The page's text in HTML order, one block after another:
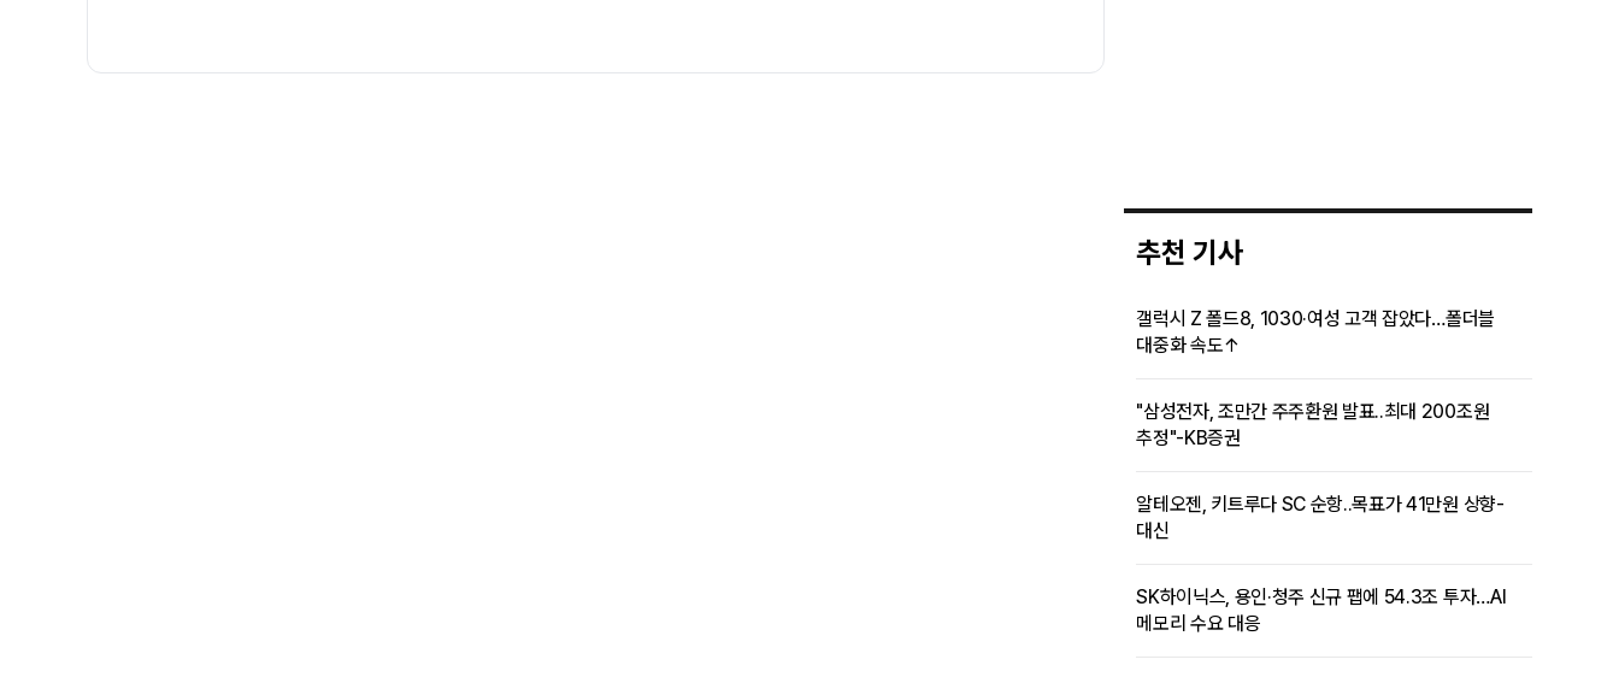
추천 기사
갤럭시 Z 폴드8, 1030·여성 고객 잡았다…폴더블
대중화 속도↑
"삼성전자, 조만간 주주환원 발표..최대 200조원
추정"-KB증권
알테오젠, 키트루다 SC 순항..목표가 41만원 상향-
대신
SK하이닉스, 용인·청주 신규 팹에 54.3조 투자…AI
메모리 수요 대응